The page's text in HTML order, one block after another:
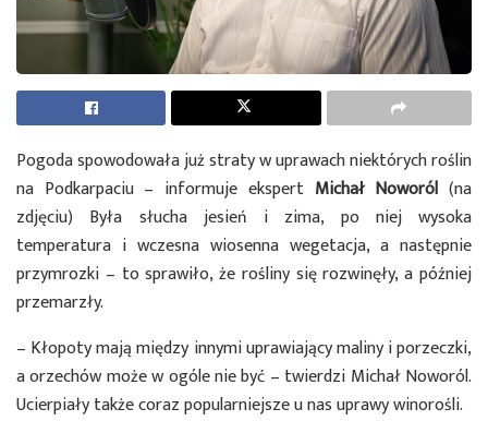
Pogoda spowodowała już straty w uprawach niektórych roślin
na Podkarpaciu – informuje ekspert Michał Noworól (na
zdjęciu) Była słucha jesień i zima, po niej wysoka
temperatura i wczesna wiosenna wegetacja, a następnie
przymrozki – to sprawiło, że rośliny się rozwinęły, a później
przemarzły.
– Kłopoty mają między innymi uprawiający maliny i porzeczki,
a orzechów może w ogóle nie być – twierdzi Michał Noworól.
Ucierpiały także coraz popularniejsze u nas uprawy winorośli.